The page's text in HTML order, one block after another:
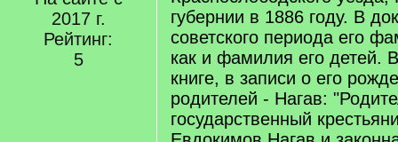
2017 г.
Рейтинг:
5
губернии в 1886 году. В
советского периода его
как и фамилия его детей.
книге, в записи о его
родителей - Нагав:
государственный